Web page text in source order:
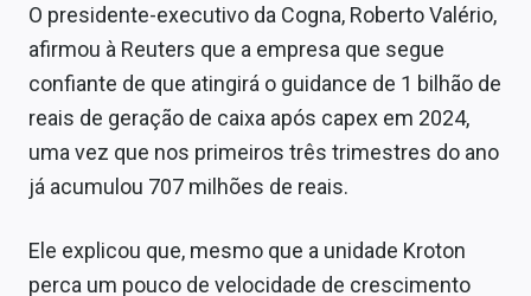
O presidente-executivo da Cogna, Roberto Valério,
afirmou à Reuters que a empresa que segue
confiante de que atingirá o guidance de 1 bilhão de
reais de geração de caixa após capex em 2024,
uma vez que nos primeiros três trimestres do ano
já acumulou 707 milhões de reais.
Ele explicou que, mesmo que a unidade Kroton
perca um pouco de velocidade de crescimento